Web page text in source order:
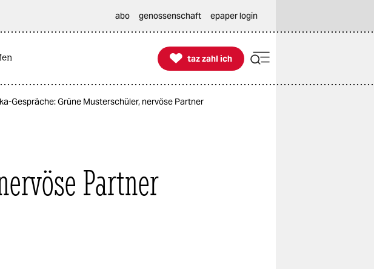
abo genossenschaft epaper login

taz zahl ich
taz zahl ich
Gespräche: Grüne Musterschüler, nervöse Partner
Partner